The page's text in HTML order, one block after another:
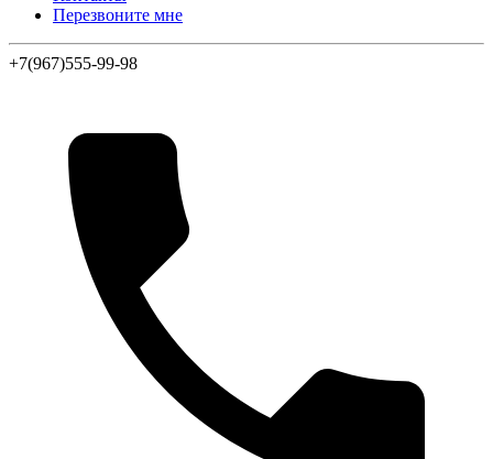
Перезвоните мне
+7(967)555-99-98